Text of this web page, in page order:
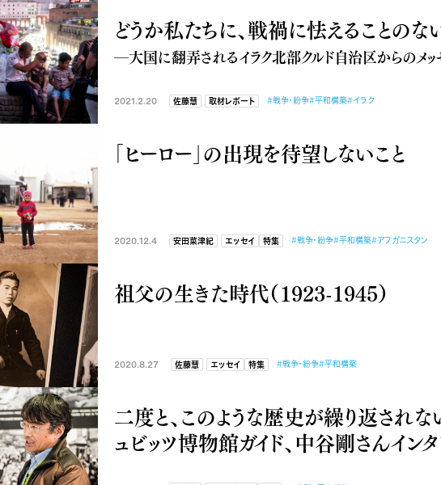
どうか私たちに、戦禍に怯えることの
―大国に翻弄されるイラク北部クルド自治区からのメ
2021.2.20 佐藤慧 取材レポート #戦争・紛争#平和構築#イラク
「ヒーロー」の出現を待望しないこと
2020.12.4 安田菜津紀 エッセイ 特集 #戦争・紛争#平和構築#アフガニスタン
祖父の生きた時代（1923-1945）
2020.8.27 佐藤慧 エッセイ 特集 #戦争・紛争#平和構築
二度と、このような歴史が繰り返され
ュビッツ博物館ガイド、中谷剛さんイン